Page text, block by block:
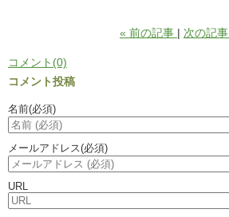
« 前の記事 次の記事
コメント(0)
コメント投稿
名前(必須)
メールアドレス(必須)
URL